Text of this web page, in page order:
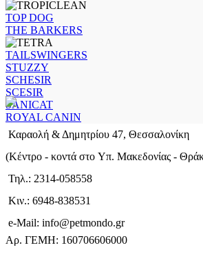
TOP DOG
THE BARKERS
TAILSWINGERS
STUZZY
SCHESIR
SCESIR
SANICAT
ROYAL CANIN
Καραολή & Δημητρίου 47, Θεσσαλονίκη
(Kέντρο - κοντά στο Yπ. Μακεδονίας -
Τηλ.: 2314-058558
Κιν.: 6948-838531
e-Mail: info@petmondo.gr
Aρ. ΓΕΜΗ: 160706606000